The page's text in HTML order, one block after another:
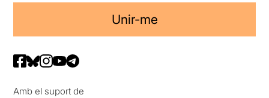
Unir-me
Amb el suport de